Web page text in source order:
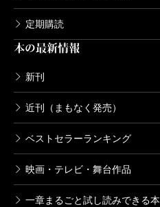
定期購読
本の最新情報
新刊
近刊（まもなく発売）
ベストセラーランキング
映画・テレビ・舞台作品
一章まるごと試し読みできる本